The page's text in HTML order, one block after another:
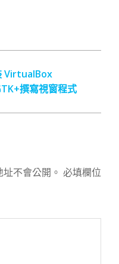
VirtualBox
撰寫視窗程式
不會公開。 必填欄位